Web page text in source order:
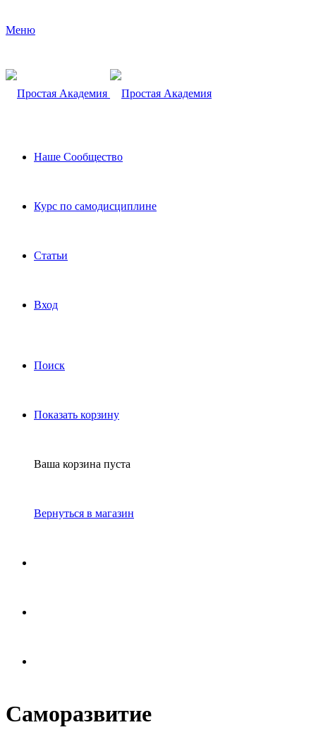
Меню
Наше Сообщество
Курс по самодисциплине
Статьи
Вход
Поиск
Показать корзину
Ваша корзина пуста
Вернуться в магазин
Саморазвитие